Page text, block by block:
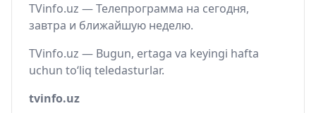
TVinfo.uz — Телепрограмма на сегодня,
завтра и ближайшую неделю.
TVinfo.uz — Bugun, ertaga va keyingi hafta
uchun to‘liq teledasturlar.
tvinfo.uz